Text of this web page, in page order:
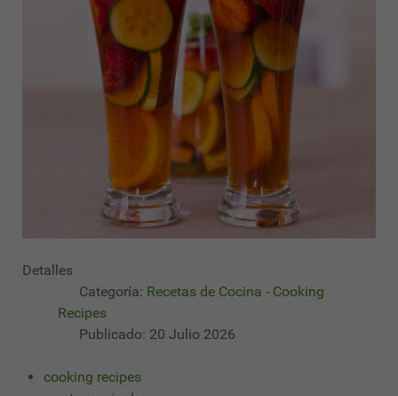
Detalles
Categoría: Recetas de Cocina - Cooking
Recipes
Publicado: 20 Julio 2026
cooking recipes